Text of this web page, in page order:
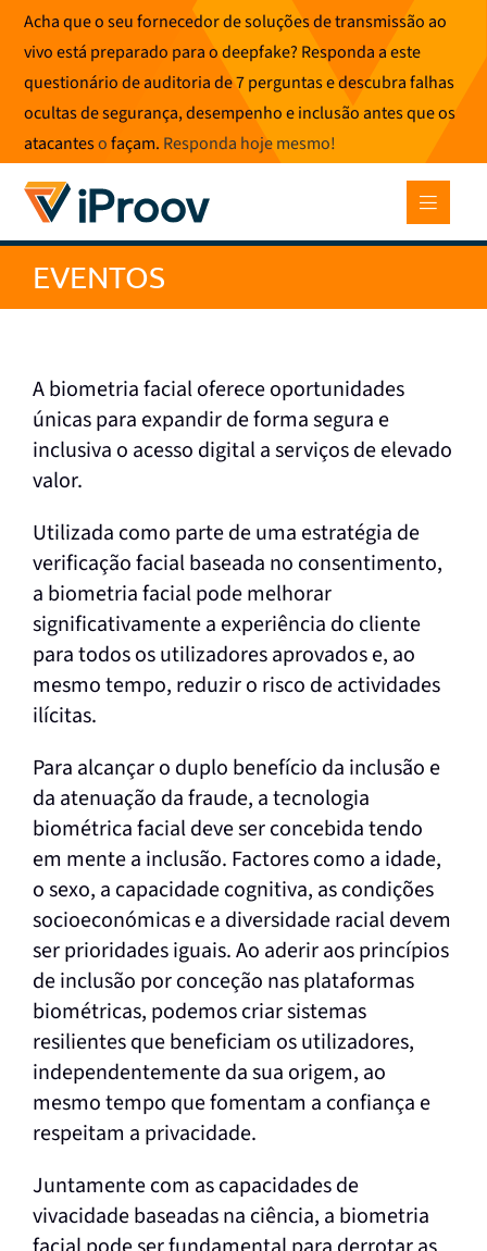
Saltar
para
conteúdo
Acha que o seu fornecedor de soluções de transmissão ao
vivo está preparado para o deepfake? Responda a este
questionário de auditoria de 7 perguntas e descubra falhas
ocultas de segurança, desempenho e inclusão antes que os
atacantesofaçam. Responda hoje mesmo!
EVENTOS
A biometria facial oferece oportunidades
únicas para expandir de forma segura e
inclusiva o acesso digital a serviços de elevado
valor.
Utilizada como parte de uma estratégia de
verificação facial baseada no consentimento,
a biometria facial pode melhorar
significativamente a experiência do cliente
para todos os utilizadores aprovados e, ao
mesmo tempo, reduzir o risco de actividades
ilícitas.
Para alcançar o duplo benefício da inclusão e
da atenuação da fraude, a tecnologia
biométrica facial deve ser concebida tendo
em mente a inclusão. Factores como a idade,
o sexo, a capacidade cognitiva, as condições
socioeconómicas e a diversidade racial devem
ser prioridades iguais. Ao aderir aos princípios
de inclusão por conceção nas plataformas
biométricas, podemos criar sistemas
resilientes que beneficiam os utilizadores,
independentemente da sua origem, ao
mesmo tempo que fomentam a confiança e
respeitam a privacidade.
Juntamente com as capacidades de
vivacidade baseadas na ciência, a biometria